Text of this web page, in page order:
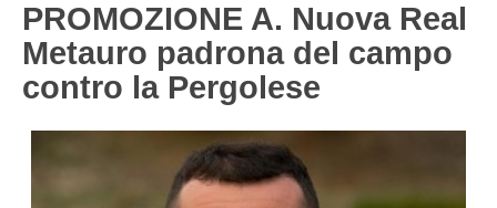
PROMOZIONE A. Nuova Real
Metauro padrona del campo
contro la Pergolese